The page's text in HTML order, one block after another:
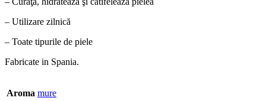
– Utilizare zilnică
– Toate tipurile de piele
Fabricate in Spania.
Aroma mure